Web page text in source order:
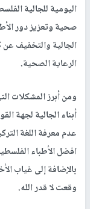
اليومية للجالية
صحية وتعزيز دور
الجالية والتخفيف
الرعاية الصحية.
ومن أبرز المشكلات
أبناء الجالية لجهة
عدم معرفة اللغة
افضل الأطباء
بالإضافة إلى غياب
وقعت لا قدر الله.